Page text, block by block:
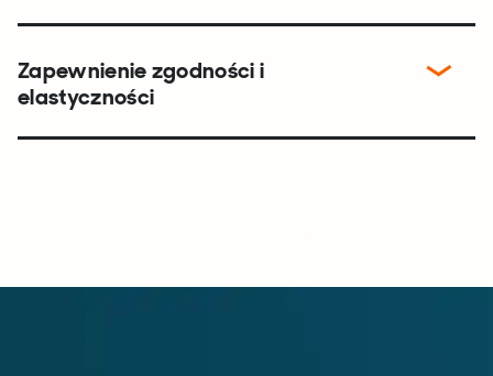
Zapewnienie zgodności i
elastyczności